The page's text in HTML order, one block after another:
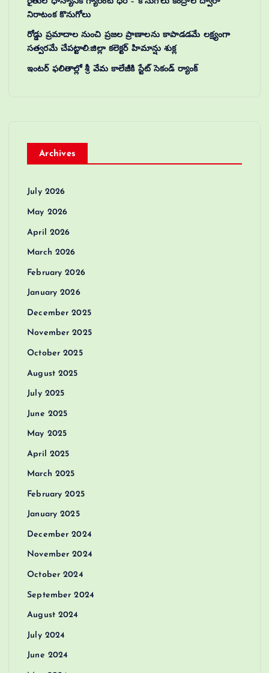
నిరాటంక కొనుగోలు
రోడ్డు ప్రమాదాల నుంచి ప్రజల ప్రాణాలను కాపాడడమే లక్ష్యంగా
సత్వరమే చేపట్టాలి:జిల్లా కలెక్టర్‌ హిమాన్షు శుక్ల
ఇంటర్ ఫలితాల్లో శ్రీ వేమ కాలేజీకి స్టేట్ సెకండ్ ర్యాంక్
Archives
July 2026
May 2026
April 2026
March 2026
February 2026
January 2026
December 2025
November 2025
October 2025
August 2025
July 2025
June 2025
May 2025
April 2025
March 2025
February 2025
January 2025
December 2024
November 2024
October 2024
September 2024
August 2024
July 2024
June 2024